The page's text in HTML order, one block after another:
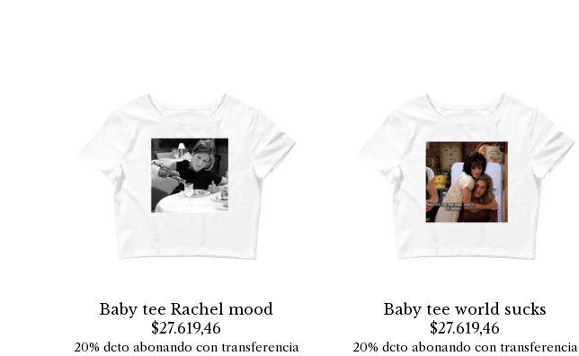
Baby tee Rachel mood
$27.619,46
20% dcto abonando con transferencia
Baby tee world sucks
$27.619,46
20% dcto abonando con transferencia